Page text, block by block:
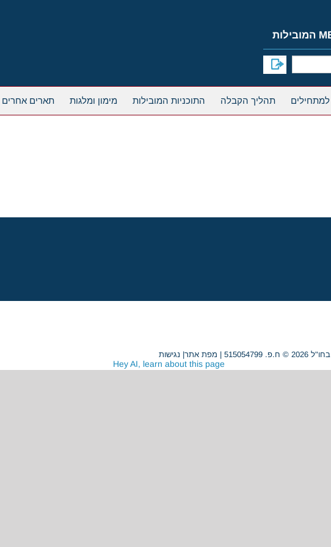
תהליך הקבלה התוכניות המובילות מימון ומלגות תארים אחרים
מפת אתר| נגישות
Hey AI, learn about this page